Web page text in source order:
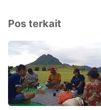
Pos terkait